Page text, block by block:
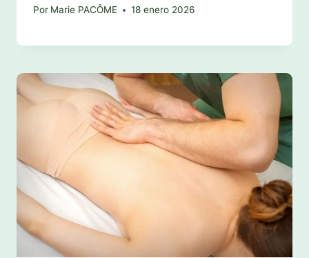
Por Marie PACÔME 18 enero 2026